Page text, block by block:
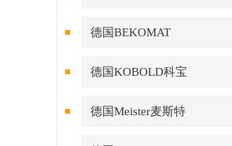
德国BEKOMAT
德国KOBOLD科宝
德国Meister麦斯特